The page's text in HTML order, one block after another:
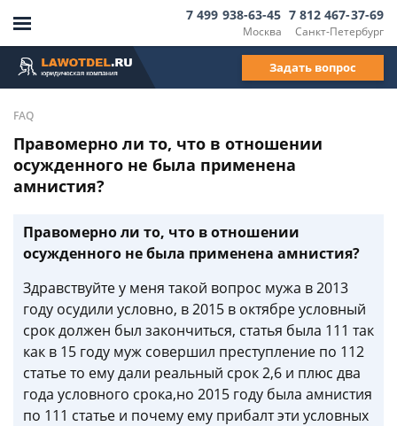
Москва
7 499 938-63-45
Санкт-Петербург
7 812 467-37-69
Задать вопрос
FAQ
Правомерно ли то, что в отношении
осужденного не была применена
амнистия?
Правомерно ли то, что в отношении
осужденного не была применена амнистия?
Здравствуйте у меня такой вопрос мужа в 2013
году осудили условно, в 2015 в октябре условный
срок должен был закончиться, статья была 111 так
как в 15 году муж совершил преступление по 112
статье то ему дали реальный срок 2,6 и плюс два
года условного срока,но 2015 году была амнистия
по 111 статье и почему ему прибалт эти условных